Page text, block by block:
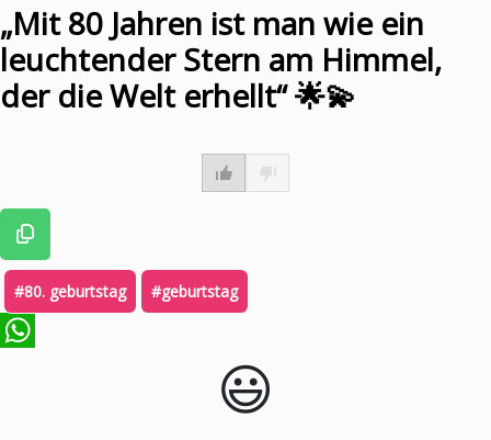
„Mit 80 Jahren ist man wie ein
leuchtender Stern am Himmel,
der die Welt erhellt“ 🌟💫
#80. geburtstag #geburtstag
😃️